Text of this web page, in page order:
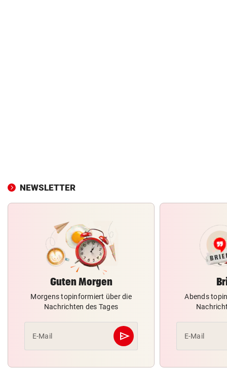
NEWSLETTER
Guten Morgen
Morgens topinformiert über die
Nachrichten des Tages
E-Mail send
Abschicken
Abends
E-Mail